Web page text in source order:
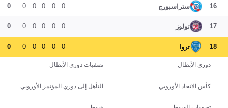
16 ستراسبورج 0
0
0
0
0
0
17 تولوز 0
0
0
0
0
0
18 تروا 0
0
0
0
0
0
دوري الأبطال تصفيات دوري الأبطال
كأس الاتحاد الأوروبي التأهل إلى دوري المؤتمر الأوروبي